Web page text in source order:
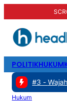
POLITIKHUKUM
Wajah Baru
Hukum